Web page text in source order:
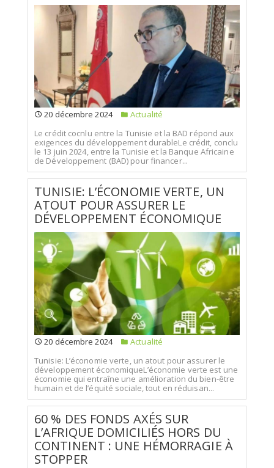
20 décembre 2024
Actualité
Le crédit cocnlu entre la Tunisie et la BAD répond aux
exigences du développement durableLe crédit, conclu
le 13 juin 2024, entre la Tunisie et la Banque Africaine
de Développement (BAD) pour financer...
TUNISIE: L’ÉCONOMIE VERTE, UN
ATOUT POUR ASSURER LE
DÉVELOPPEMENT ÉCONOMIQUE
20 décembre 2024
Actualité
Tunisie: L’économie verte, un atout pour assurer le
développement économiqueL’économie verte est une
économie qui entraîne une amélioration du bien-être
humain et de l’équité sociale, tout en réduisan...
60 % DES FONDS AXÉS SUR
L’AFRIQUE DOMICILIÉS HORS DU
CONTINENT : UNE HÉMORRAGIE À
STOPPER